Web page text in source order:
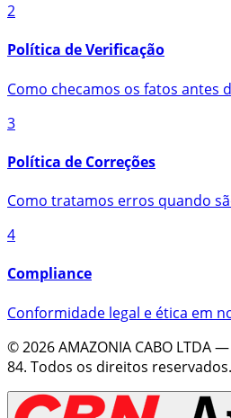
2
Política de Verificação
Como checamos os fatos antes
3
Política de Correções
Como tratamos erros quando
4
Compliance
Conformidade legal e ética em
©2026AMAZONIA CABO LTDA—
84. Todos os direitos reservados.